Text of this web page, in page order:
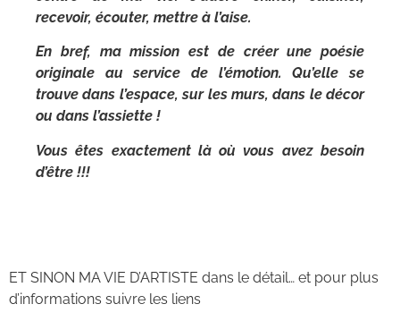
recevoir, écouter, mettre à l’aise.
En bref, ma mission est de créer une poésie
originale au service de l’émotion. Qu’elle se
trouve dans l’espace, sur les murs, dans le décor
ou dans l’assiette !
Vous êtes exactement là où vous avez besoin
d’être !!!
ET SINON MA VIE D’ARTISTE dans le détail… et pour plus
d’informations suivre les liens